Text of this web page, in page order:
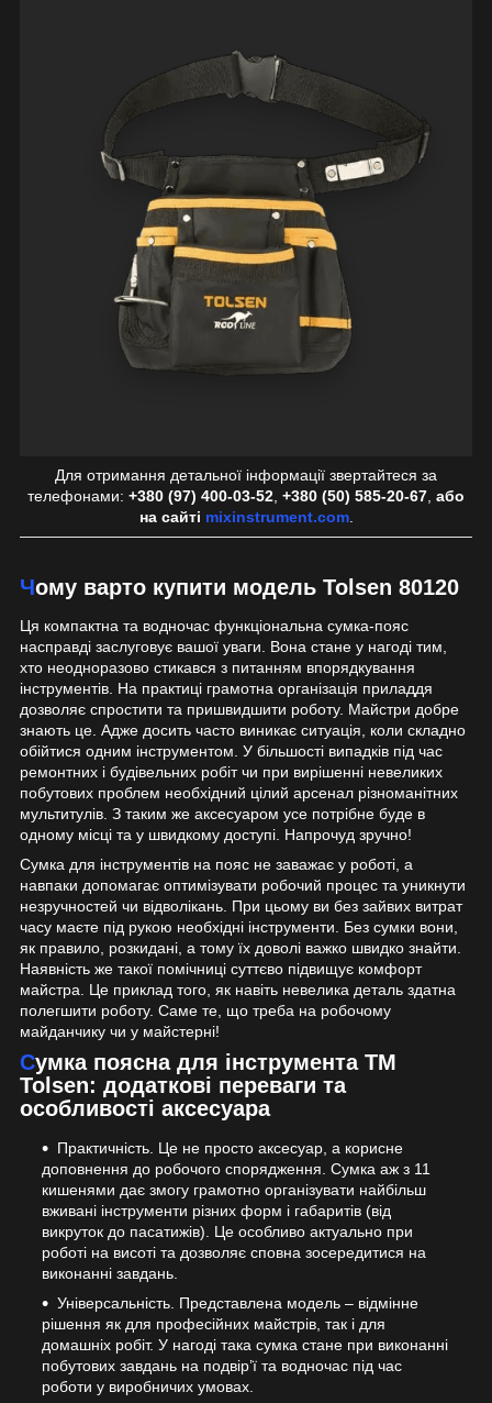
Для отримання детальної інформації звертайтеся за
телефонами: +380 (97) 400-03-52 +380 (50) 585-20-67 або
на сайті mixinstrument.com.
Чому варто купити модель Tolsen 80120
Ця компактна та водночас функціональна сумка-пояс
насправді заслуговує вашої уваги. Вона стане у нагоді тим,
хто неодноразово стикався з питанням впорядкування
інструментів. На практиці грамотна організація приладдя
дозволяє спростити та пришвидшити роботу. Майстри добре
знають це. Адже досить часто виникає ситуація, коли складно
обійтися одним інструментом. У більшості випадків під час
ремонтних і будівельних робіт чи при вирішенні невеликих
побутових проблем необхідний цілий арсенал різноманітних
мультитулів. З таким же аксесуаром усе потрібне буде в
одному місці та у швидкому доступі. Напрочуд зручно!
Сумка для інструментів на пояс не заважає у роботі, а
навпаки допомагає оптимізувати робочий процес та уникнути
незручностей чи відволікань. При цьому ви без зайвих витрат
часу маєте під рукою необхідні інструменти. Без сумки вони,
як правило, розкидані, а тому їх доволі важко швидко знайти.
Наявність же такої помічниці суттєво підвищує комфорт
майстра. Це приклад того, як навіть невелика деталь здатна
полегшити роботу. Саме те, що треба на робочому
майданчику чи у майстерні!
Сумка поясна для інструмента ТМ
Tolsen: додаткові переваги та
особливості аксесуара
Практичність. Це не просто аксесуар, а корисне
доповнення до робочого спорядження. Сумка аж з 11
кишенями дає змогу грамотно організувати найбільш
вживані інструменти різних форм і габаритів (від
викруток до пасатижів). Це особливо актуально при
роботі на висоті та дозволяє сповна зосередитися на
виконанні завдань.
Універсальність. Представлена модель – відмінне
рішення як для професійних майстрів, так і для
домашніх робіт. У нагоді така сумка стане при виконанні
побутових завдань на подвір’ї та водночас під час
роботи у виробничих умовах.